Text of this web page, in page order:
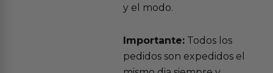
y el modo.
Importante:Todos los
pedidos son expedidos el